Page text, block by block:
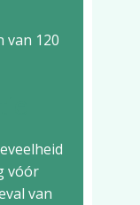
van 120
vóór
van